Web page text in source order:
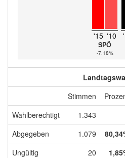
'15 '10
SPÖ
-7.18%
Stimmen
Wahlberechtigt
1.343
Abgegeben
1.079
Ungültig
20